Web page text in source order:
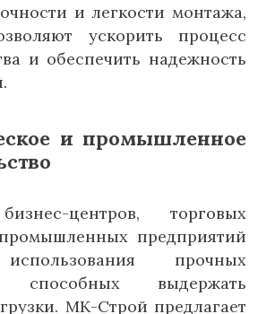
и легкости монтажа,
ускорить процесс
и обеспечить надежность
и промышленное
центров, торговых
предприятий
прочных
способных выдержать
МК-Строй предлагает